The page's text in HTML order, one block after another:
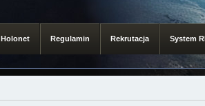
Holonet Regulamin Rekrutacja System